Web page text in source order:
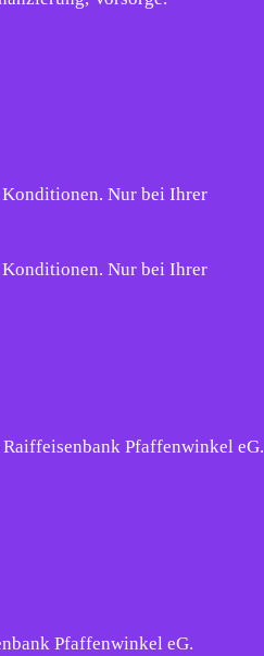
Nur bei Ihrer
Nur bei Ihrer
Pfaffenwinkel eG.
Pfaffenwinkel eG.